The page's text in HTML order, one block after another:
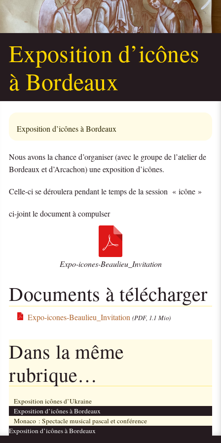
Exposition d’icônes
à Bordeaux
Exposition d’icônes à Bordeaux
Nous avons la chance d’organiser (avec le groupe de l’atelier de
Bordeaux et d’Arcachon) une exposition d’icônes.
Celle-ci se déroulera pendant le temps de la session « icône »
ci-joint le document à compulser
Expo-icones-Beaulieu_Invitation
Documents à télécharger
Expo-icones-Beaulieu_Invitation (PDF, 1.1 Mio)
Dans la même
rubrique…
Exposition icônes d’Ukraine
Exposition d’icônes à Bordeaux
Monaco : Spectacle musical pascal et conférence
Exposition d’icônes à Bordeaux